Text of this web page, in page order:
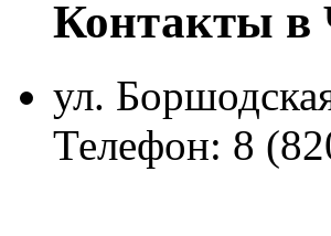
Контакты в
ул.
Телефон: 8